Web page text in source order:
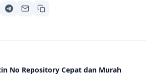
No Repository Cepat dan Murah